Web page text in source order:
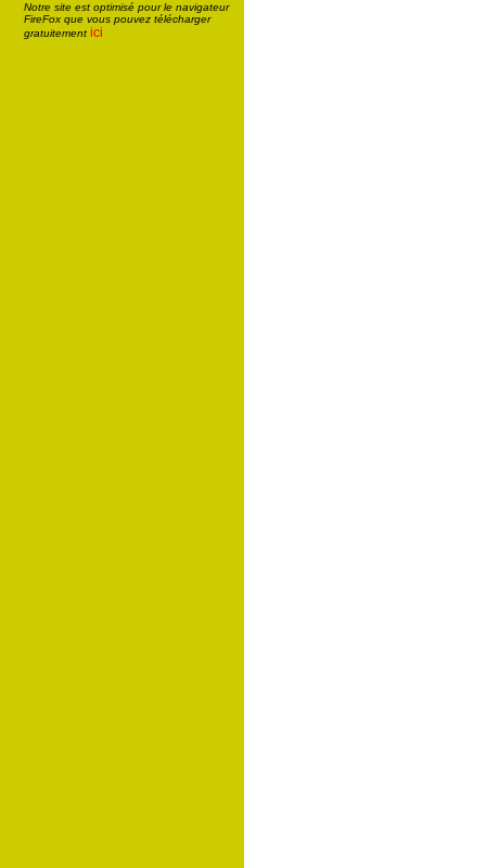
Notre site est optimisé pour le navigateur
FireFox que vous pouvez télécharger
gratuitement ici